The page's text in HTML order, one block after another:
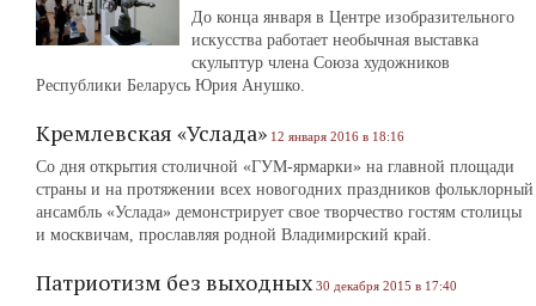
До конца января в Центре изобразительного
искусства работает необычная выставка
скульптур члена Союза художников
Республики Беларусь Юрия Анушко.
Кремлевская «Услада» 12 января 2016 в 18:16
Со дня открытия столичной «ГУМ-ярмарки» на главной площади
страны и на протяжении всех новогодних праздников фольклорный
ансамбль «Услада» демонстрирует свое творчество гостям столицы
и москвичам, прославляя родной Владимирский край.
Патриотизм без выходных 30 декабря 2015 в 17:40